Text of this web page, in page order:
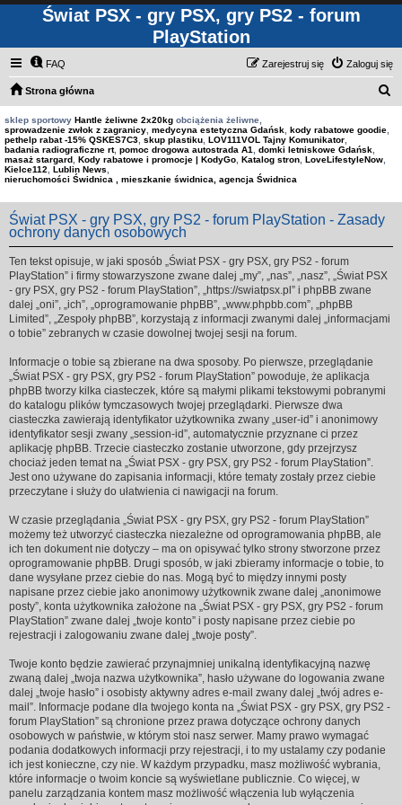
Świat PSX - gry PSX, gry PS2 - forum
PlayStation
FAQ Zaloguj się
Zarejestruj się
Strona główna
sklep sportowy Hantle żeliwne 2x20kg obciążenia żeliwne,
sprowadzenie zwłok z zagranicy medycyna estetyczna Gdańsk kody rabatowe goodie
pethelp rabat -15% QSKES7C3 skup plastiku LOV111VOL Tajny Komunikator
badania radiograficzne rt, pomoc drogowa autostrada A1 domki letniskowe Gdańsk
masaż stargard Kody rabatowe i promocje | KodyGo Katalog stron LoveLifestyleNow
Kielce112
Lublin News
nieruchomości Świdnica , mieszkanie świdnica, agencja Świdnica
Świat PSX - gry PSX, gry PS2 - forum PlayStation - Zasady
ochrony danych osobowych
Ten tekst opisuje, w jaki sposób „Świat PSX - gry PSX, gry PS2 - forum
PlayStation” i firmy stowarzyszone zwane dalej „my”, „nas”, „nasz”, „Świat PSX
- gry PSX, gry PS2 - forum PlayStation”, „https://swiatpsx.pl” i phpBB zwane
dalej „oni”, „ich”, „oprogramowanie phpBB”, „www.phpbb.com”, „phpBB
Limited”, „Zespoły phpBB”, korzystają z informacji zwanymi dalej „informacjami
o tobie” zebranych w czasie dowolnej twojej sesji na forum.
Informacje o tobie są zbierane na dwa sposoby. Po pierwsze, przeglądanie
„Świat PSX - gry PSX, gry PS2 - forum PlayStation” powoduje, że aplikacja
phpBB tworzy kilka ciasteczek, które są małymi plikami tekstowymi pobranymi
do katalogu plików tymczasowych twojej przeglądarki. Pierwsze dwa
ciasteczka zawierają identyfikator użytkownika zwany „user-id” i anonimowy
identyfikator sesji zwany „session-id”, automatycznie przyznane ci przez
aplikację phpBB. Trzecie ciasteczko zostanie utworzone, gdy przejrzysz
chociaż jeden temat na „Świat PSX - gry PSX, gry PS2 - forum PlayStation”.
Jest ono używane do zapisania informacji, które tematy zostały przez ciebie
przeczytane i służy do ułatwienia ci nawigacji na forum.
W czasie przeglądania „Świat PSX - gry PSX, gry PS2 - forum PlayStation”
możemy też utworzyć ciasteczka niezależne od oprogramowania phpBB, ale
ich ten dokument nie dotyczy – ma on opisywać tylko strony stworzone przez
oprogramowanie phpBB. Drugi sposób, w jaki zbieramy informacje o tobie, to
dane wysyłane przez ciebie do nas. Mogą być to między innymi posty
napisane przez ciebie jako anonimowy użytkownik zwane dalej „anonimowe
posty”, konta użytkownika założone na „Świat PSX - gry PSX, gry PS2 - forum
PlayStation” zwane dalej „twoje konto” i posty napisane przez ciebie po
rejestracji i zalogowaniu zwane dalej „twoje posty”.
Twoje konto będzie zawierać przynajmniej unikalną identyfikacyjną nazwę
zwaną dalej „twoja nazwa użytkownika”, hasło używane do logowania zwane
dalej „twoje hasło” i osobisty aktywny adres e-mail zwany dalej „twój adres e-
mail”. Informacje podane dla twojego konta na „Świat PSX - gry PSX, gry PS2 -
forum PlayStation” są chronione przez prawa dotyczące ochrony danych
osobowych w państwie, w którym stoi nasz serwer. Mamy prawo wymagać
podania dodatkowych informacji przy rejestracji, i to my ustalamy czy podanie
ich jest konieczne, czy nie. W każdym przypadku, masz możliwość wybrania,
które informacje o twoim koncie są wyświetlane publicznie. Co więcej, w
panelu zarządzania kontem masz możliwość włączenia lub wyłączenia